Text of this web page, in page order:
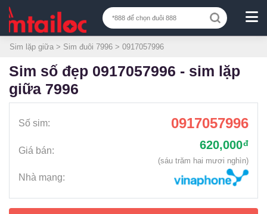
Sim lặp giữa > Sim đuôi 7996 > 0917057996
sim số đẹp 0917057996 - sim lặp
giữa 7996
Số sim: 0917057996
Giá bán: 620,000đ
(sáu trăm hai mươi nghìn)
Nhà mạng: